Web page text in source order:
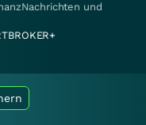
und